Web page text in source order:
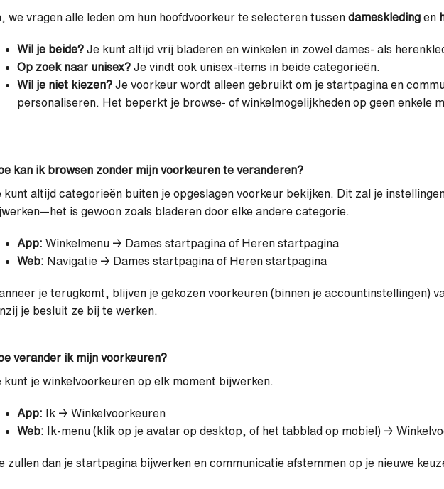
we vragen alle leden om hun hoofdvoorkeur te selecteren tussen dameskleding en
Wil je beide? Je kunt altijd vrij bladeren en winkelen in zowel dames- als
Op zoek naar unisex? Je vindt ook unisex-items in beide categorieën.
Wil je niet kiezen? Je voorkeur wordt alleen gebruikt om je startpagina en
personaliseren. Het beperkt je browse- of winkelmogelijkheden op geen enkele
kan ik browsen zonder mijn voorkeuren te veranderen?
kunt altijd categorieën buiten je opgeslagen voorkeur bekijken. Dit zal je
is gewoon zoals bladeren door elke andere categorie.
App: Winkelmenu → Dames startpagina of Heren startpagina
Web: Navigatie → Dames startpagina of Heren startpagina
je terugkomt, blijven je gekozen voorkeuren (binnen je accountinstellingen)
je besluit ze bij te werken.
verander ik mijn voorkeuren?
kunt je winkelvoorkeuren op elk moment bijwerken.
App: Ik → Winkelvoorkeuren
Web: Ik-menu (klik op je avatar op desktop, of het tabblad op mobiel) →
zullen dan je startpagina bijwerken en communicatie afstemmen op je nieuwe